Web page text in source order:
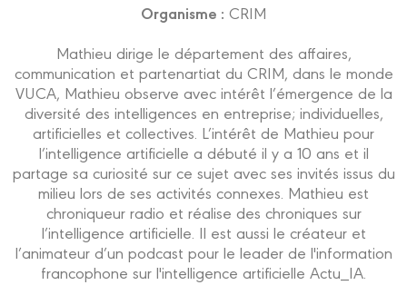
Organisme : CRIM
Mathieu dirige le département des affaires,
communication et partenartiat du CRIM, dans le monde
VUCA, Mathieu observe avec intérêt l’émergence de la
diversité des intelligences en entreprise; individuelles,
artificielles et collectives. L’intérêt de Mathieu pour
l’intelligence artificielle a débuté il y a 10 ans et il
partage sa curiosité sur ce sujet avec ses invités issus du
milieu lors de ses activités connexes. Mathieu est
chroniqueur radio et réalise des chroniques sur
l’intelligence artificielle. Il est aussi le créateur et
l’animateur d’un podcast pour le leader de l'information
francophone sur l'intelligence artificielle Actu_IA.